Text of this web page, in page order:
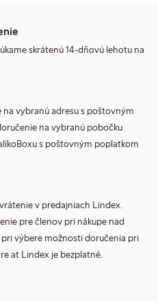
skrátenú 14-dňovú lehotu na
vybranú adresu s poštovným
na vybranú pobočku
s poštovným poplatkom
v predajniach Lindex.
pre členov pri nákupe nad
pri výbere možnosti doručenia pri
at Lindex je bezplatné.